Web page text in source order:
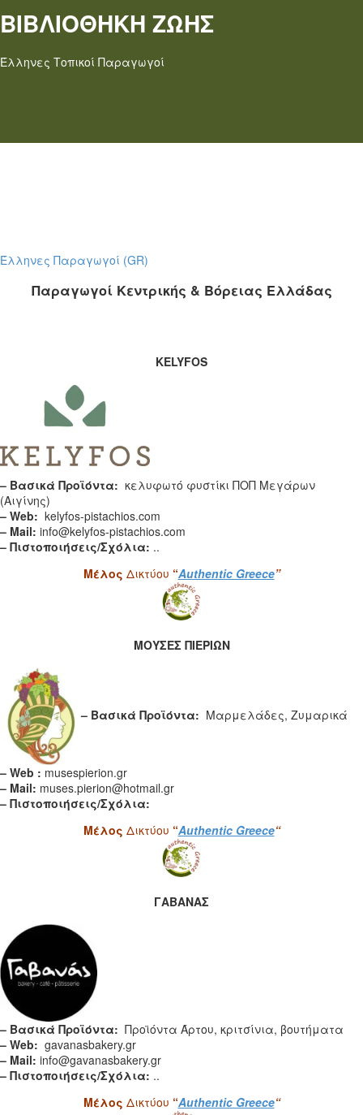
ΒΙΒΛΙΟΘΗΚΗ ΖΩΗΣ
Έλληνες Τοπικοί Παραγωγοί
Έλληνες Παραγωγοί (GR)
Παραγωγοί Κεντρικής & Βόρειας Ελλάδας
KELYFOS
– Βασικά Προϊόντα: κελυφωτό φυστίκι ΠΟΠ Μεγάρων
(Αιγίνης)
– Web: kelyfos-pistachios.com
– Mail: info@kelyfos-pistachios.com
– Πιστοποιήσεις/Σχόλια: ..
Μέλος Δικτύου “Authentic Greece”
ΜΟΥΣΕΣ ΠΙΕΡΙΩΝ
– Βασικά Προϊόντα: Μαρμελάδες, Ζυμαρικά
– Web : musespierion.gr
– Mail: muses.pierion@hotmail.gr
– Πιστοποιήσεις/Σχόλια:
Μέλος Δικτύου “Authentic Greece“
ΓΑΒΑΝΑΣ
– Βασικά Προϊόντα: Προϊόντα Άρτου, κριτσίνια, βουτήματα
– Web: gavanasbakery.gr
– Mail: info@gavanasbakery.gr
– Πιστοποιήσεις/Σχόλια: ..
Μέλος Δικτύου “Authentic Greece“